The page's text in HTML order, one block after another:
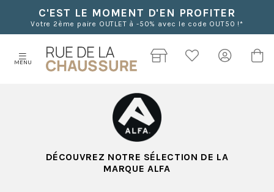
C'EST LE MOMENT D'EN PROFITER
Votre 2ème paire OUTLET à -50% avec le code OUT50 !*
MENU
DÉCOUVREZ NOTRE SÉLECTION DE LA
MARQUE ALFA